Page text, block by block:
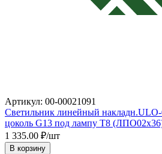
Артикул: 00-00021091
Светильник линейный
цоколь G13 под лампу Т8
1 335.00 ₽/шт
В корзину